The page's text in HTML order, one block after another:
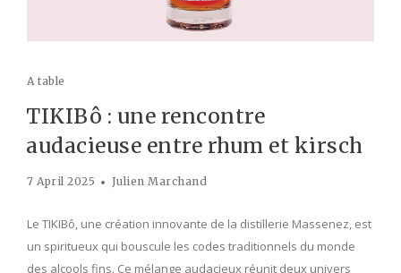
A table
TIKIBô : une rencontre
audacieuse entre rhum et kirsch
7 April 2025 Julien Marchand
Le TIKIBô, une création innovante de la distillerie Massenez, est
un spiritueux qui bouscule les codes traditionnels du monde
des alcools fins. Ce mélange audacieux réunit deux univers